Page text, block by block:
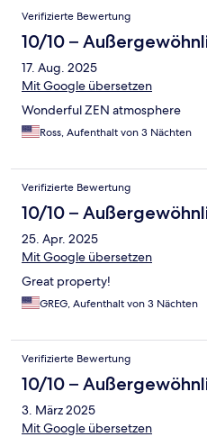
Verifizierte Bewertung
10/10 –
17. Aug. 2025
Mit Google übersetzen
Wonderful ZEN atmosphere
Ross, Aufenthalt von 3 Nächten
Verifizierte Bewertung
10/10 –
25. Apr. 2025
Mit Google übersetzen
Great property!
GREG, Aufenthalt von 3 Nächten
Verifizierte Bewertung
10/10 –
3. März 2025
Mit Google übersetzen